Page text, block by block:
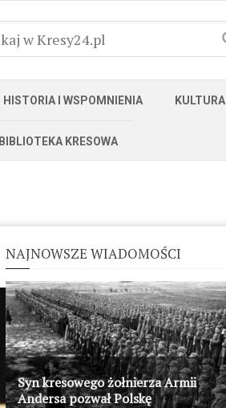
HISTORIA I WSPOMNIENIA KULTURA
BIBLIOTEKA KRESOWA
NAJNOWSZE WIADOMOŚCI
Syn kresowego żołnierza Armii
Andersa pozwał Polskę